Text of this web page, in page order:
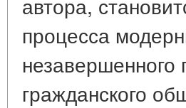
процесса
незавершенного
гражданского